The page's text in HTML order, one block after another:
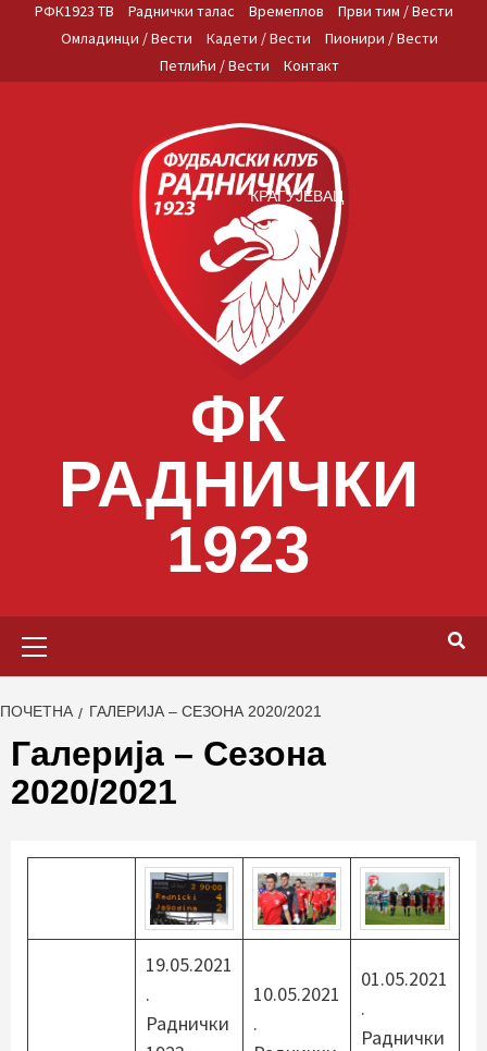
РФК1923 ТВ Раднички талас Времеплов
Први тим / Вести
Омладинци / Вести
Кадети / Вести
Пионири / Вести
Петлићи / Вести
Контакт
ФК
РАДНИЧКИ
1923
КРАГУЈЕВАЦ
ПОЧЕТНА ГАЛЕРИЈА – СЕЗОНА 2020/2021
Галерија – Сезона
2020/2021
19.05.2021
.
Раднички
10.05.2021
.
01.05.2021
.
Раднички